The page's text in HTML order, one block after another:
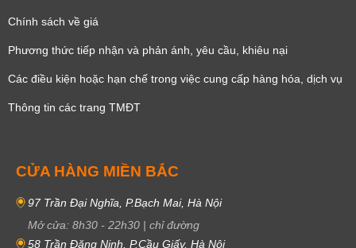
Chính sách về giá
Phương thức tiếp nhận và phản ánh, yêu cầu, khiêu nại
Các điều kiện hoặc hạn chế trong việc cung cấp hàng hóa, dịch vụ
Thông tin các trang TMĐT
CỬA HÀNG MIỀN BẮC
97 Trần Đại Nghĩa, P.Bạch Mai, Hà Nội
Mở cửa: 8h30 - 22h30 | chỉ đường
58 Trần Đăng Ninh, P.Cầu Giấy, Hà Nội